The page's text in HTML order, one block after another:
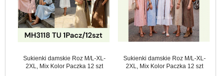
Sukienki damskie Roz M/L-XL-
2XL, Mix Kolor Paczka 12 szt
Sukienki damskie Roz M/L-XL-
2XL, Mix Kolor Paczka 12 szt